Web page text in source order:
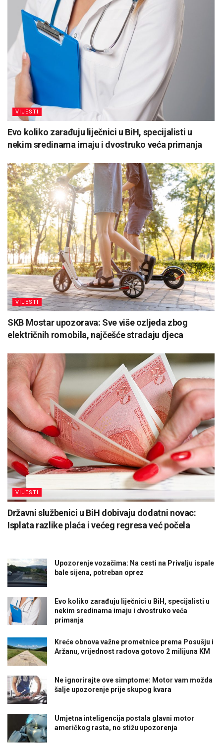
VIJESTI
Evo koliko zarađuju liječnici u BiH, specijalisti u
nekim sredinama imaju i dvostruko veća primanja
VIJESTI
SKB Mostar upozorava: Sve više ozljeda zbog
električnih romobila, najčešće stradaju djeca
VIJESTI
Državni službenici u BiH dobivaju dodatni novac:
Isplata razlike plaća i većeg regresa već počela
Upozorenje vozačima: Na cesti na Privalju ispale
bale sijena, potreban oprez
Evo koliko zarađuju liječnici u BiH, specijalisti u
nekim sredinama imaju i dvostruko veća
primanja
Kreće obnova važne prometnice prema Posušju i
Aržanu, vrijednost radova gotovo 2 milijuna KM
Ne ignorirajte ove simptome: Motor vam možda
šalje upozorenje prije skupog kvara
Umjetna inteligencija postala glavni motor
američkog rasta, no stižu upozorenja